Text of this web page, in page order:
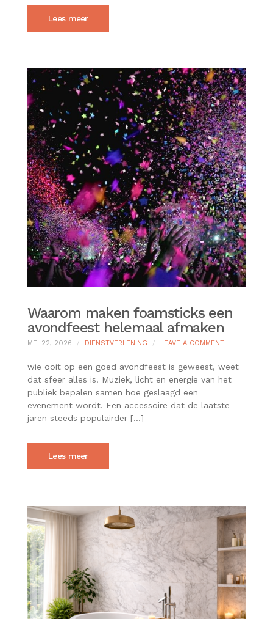
Lees meer
Waarom maken foamsticks een
avondfeest helemaal afmaken
MEI 22, 2026 DIENSTVERLENING LEAVE A COMMENTON
MAKEN
EEN
HELEMAAL
wie ooit op een goed avondfeest is geweest, weet
dat sfeer alles is. Muziek, licht en energie van het
publiek bepalen samen hoe geslaagd een
evenement wordt. Een accessoire dat de laatste
jaren steeds populairder […]
Lees meer